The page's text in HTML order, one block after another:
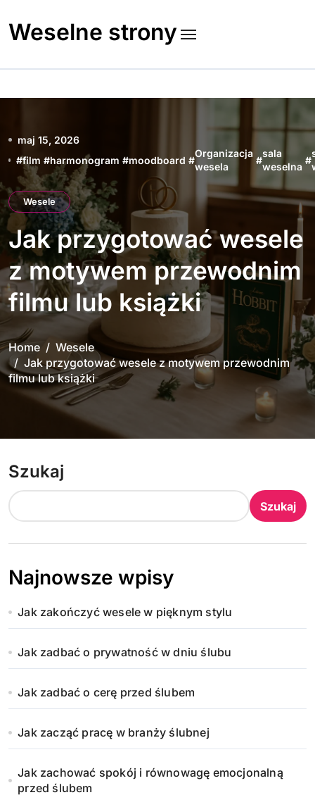
to
content
Weselne strony
maj 15, 2026
#film #harmonogram #moodboard #
Organizacja
wesela
#
sala
weselna
#
Wesele
Jak przygotować wesele
z motywem przewodnim
filmu lub książki
Home
Wesele
Jak przygotować wesele z motywem przewodnim
filmu lub książki
Szukaj
Szukaj
Najnowsze wpisy
Jak zakończyć wesele w pięknym stylu
Jak zadbać o prywatność w dniu ślubu
Jak zadbać o cerę przed ślubem
Jak zacząć pracę w branży ślubnej
Jak zachować spokój i równowagę emocjonalną
przed ślubem